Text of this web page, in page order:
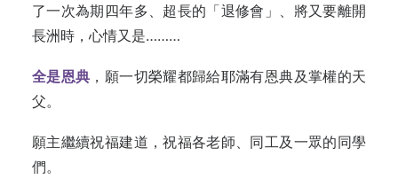
了一次為期四年多、超長的「退修會」、將又要離開
長洲時，心情又是………
全是恩典 ，願一切榮耀都歸給耶滿有恩典及掌權的天
父。
願主繼續祝福建道，祝福各老師、同工及一眾的同學
們。